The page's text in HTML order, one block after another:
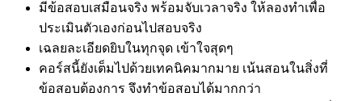
มีข้อสอบเสมือนจริง พร้อมจับเวลาจริง ให้ลองทำเพื่อ
ประเมินตัวเองก่อนไปสอบจริง
เฉลยละเอียดยิบในทุกจุด เข้าใจสุดๆ
คอร์สนี้ยังเต็มไปด้วยเทคนิคมากมาย เน้นสอนในสิ่งที่
ข้อสอบต้องการ จึงทำข้อสอบได้มากกว่า